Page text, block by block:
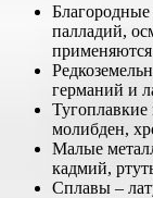
Благородные
палладий,
германий и
молибден,
Малые
кадмий,
Сплавы –